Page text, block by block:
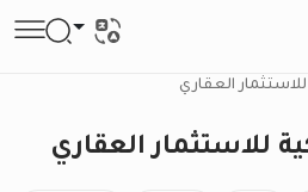
العقاري
للاستثمار العقاري